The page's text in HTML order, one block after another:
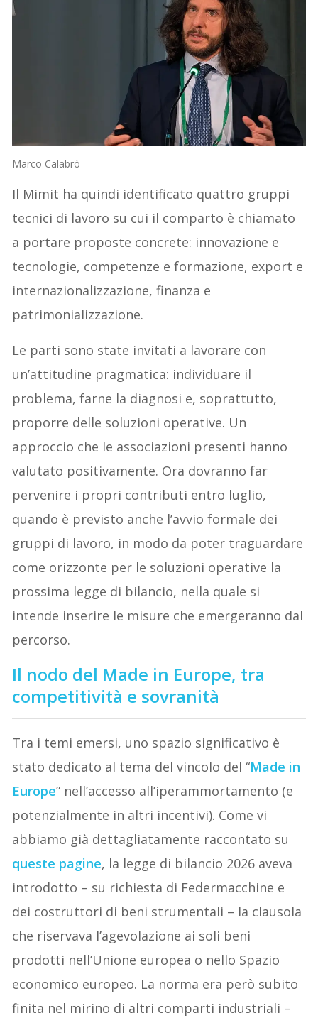
Marco Calabrò
Il Mimit ha quindi identificato quattro gruppi
tecnici di lavoro su cui il comparto è chiamato
a portare proposte concrete: innovazione e
tecnologie, competenze e formazione, export e
internazionalizzazione, finanza e
patrimonializzazione.
Le parti sono state invitati a lavorare con
un’attitudine pragmatica: individuare il
problema, farne la diagnosi e, soprattutto,
proporre delle soluzioni operative. Un
approccio che le associazioni presenti hanno
valutato positivamente. Ora dovranno far
pervenire i propri contributi entro luglio,
quando è previsto anche l’avvio formale dei
gruppi di lavoro, in modo da poter traguardare
come orizzonte per le soluzioni operative la
prossima legge di bilancio, nella quale si
intende inserire le misure che emergeranno dal
percorso.
Il nodo del Made in Europe, tra
competitività e sovranità
Tra i temi emersi, uno spazio significativo è
stato dedicato al tema del vincolo del “Made in
Europe” nell’accesso all’iperammortamento (e
potenzialmente in altri incentivi). Come vi
abbiamo già dettagliatamente raccontato su
queste pagine, la legge di bilancio 2026 aveva
introdotto – su richiesta di Federmacchine e
dei costruttori di beni strumentali – la clausola
che riservava l’agevolazione ai soli beni
prodotti nell’Unione europea o nello Spazio
economico europeo. La norma era però subito
finita nel mirino di altri comparti industriali –